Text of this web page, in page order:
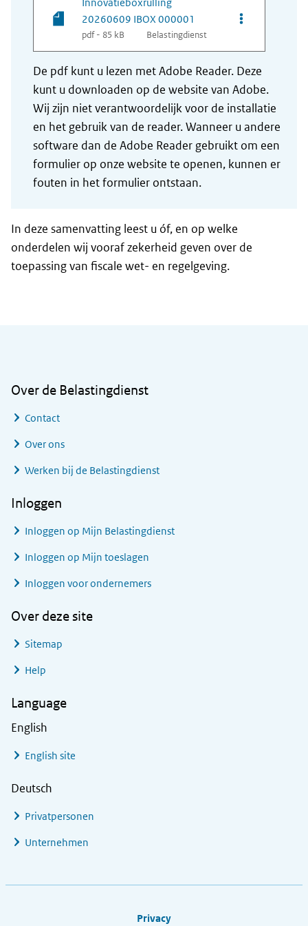
20260609 IBOX 000001
pdf - 85 kB Belastingdienst
Opties van
De pdf kunt u lezen met Adobe Reader. Deze
kunt u downloaden op de website van Adobe.
Wij zijn niet verantwoordelijk voor de installatie
en het gebruik van de reader. Wanneer u andere
software dan de Adobe Reader gebruikt om een
formulier op onze website te openen, kunnen er
fouten in het formulier ontstaan.
In deze samenvatting leest u óf, en op welke
onderdelen wij vooraf zekerheid geven over de
toepassing van fiscale wet- en regelgeving.
Over de Belastingdienst
Contact
Over ons
Werken bij de Belastingdienst
Inloggen
Inloggen op Mijn Belastingdienst
Inloggen op Mijn toeslagen
Inloggen voor ondernemers
Over deze site
Sitemap
Help
Language
English
English site
Deutsch
Privatpersonen
Unternehmen
Privacy